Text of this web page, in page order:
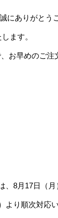
にありがとう
ます。
お早めのご注
8月17日（月
り順次対応い